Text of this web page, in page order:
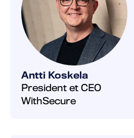
Antti Koskela
President et CEO
WithSecure